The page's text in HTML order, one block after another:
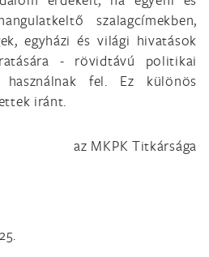
szalagcímekben,
egyházi és világi hivatások
- rövidtávú politikai
fel. Ez különös
iránt.
az MKPK Titkársága